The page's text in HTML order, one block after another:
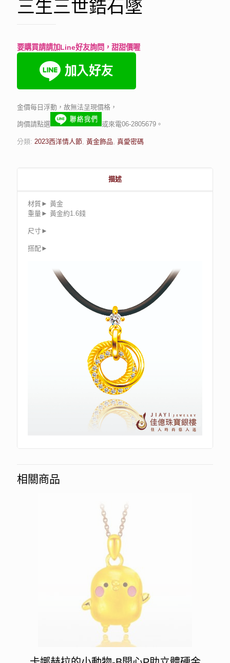
三生三世鋯石墜
要購買請請加Line好友詢問，甜甜價喔
金價每日浮動，故無法呈現價格，
詢價請點選 或來電06-2805679。
分類: 2023西洋情人節, 黃金飾品, 真愛密碼
描述
材質► 黃金
重量► 黃金約1.6錢
尺寸►
搭配►
相關商品